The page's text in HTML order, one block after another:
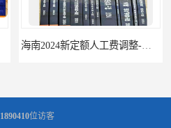
1890410位访客